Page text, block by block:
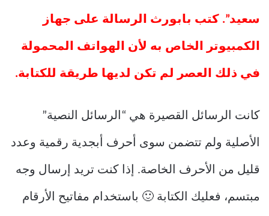
سعيد”. كتب بابورث الرسالة على جهاز
الكمبيوتر الخاص به لأن الهواتف المحمولة
في ذلك العصر لم تكن لديها طريقة للكتابة.
كانت الرسائل القصيرة هي “الرسائل النصية”
الأصلية ولم تتضمن سوى أحرف أبجدية رقمية وعدد
قليل من الأحرف الخاصة. إذا كنت تريد إرسال وجه
مبتسم، فعليك الكتابة 🙂 باستخدام مفاتيح الأرقام